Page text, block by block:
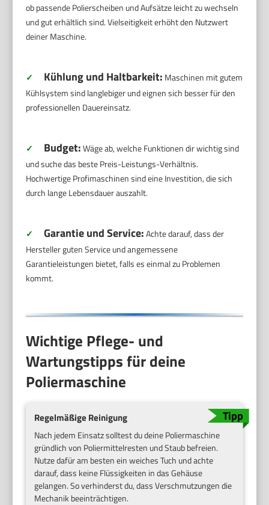
ob passende Polierscheiben und Aufsätze leicht zu wechseln
und gut erhältlich sind. Vielseitigkeit erhöht den Nutzwert
deiner Maschine.
✓ Kühlung und Haltbarkeit: Maschinen mit gutem
Kühlsystem sind langlebiger und eignen sich besser für den
professionellen Dauereinsatz.
✓ Budget:Wäge ab, welche Funktionen dir wichtig sind
und suche das beste Preis-Leistungs-Verhältnis.
Hochwertige Profimaschinen sind eine Investition, die sich
durch lange Lebensdauer auszahlt.
✓ Garantie und Service:Achte darauf, dass der
Hersteller guten Service und angemessene
Garantieleistungen bietet, falls es einmal zu Problemen
kommt.
Wichtige Pflege- und
Wartungstipps für deine
Poliermaschine
Regelmäßige Reinigung
Nach jedem Einsatz solltest du deine Poliermaschine
gründlich von Poliermittelresten und Staub befreien.
Nutze dafür am besten ein weiches Tuch und achte
darauf, dass keine Flüssigkeiten in das Gehäuse
gelangen. So verhinderst du, dass Verschmutzungen die
Mechanik beeinträchtigen.